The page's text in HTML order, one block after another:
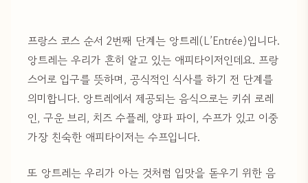
프랑스 코스 순서 2번째 단계는 앙트레(L’Entrée)입니다.
앙트레는 우리가 흔히 알고 있는 애피타이저인데요. 프랑
스어로 입구를 뜻하며, 공식적인 식사를 하기 전 단계를
의미합니다. 앙트레에서 제공되는 음식으로는 키쉬 로레
인, 구운 브리, 치즈 수플레, 양파 파이, 수프가 있고 이중
가장 친숙한 애피타이저는 수프입니다.
또 앙트레는 우리가 아는 것처럼 입맛을 돋우기 위한 음